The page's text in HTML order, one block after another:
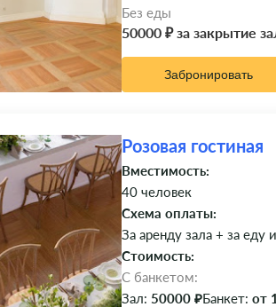
Без еды
50000 ₽ за закрытие
Забронировать
Розовая гостиная
Вместимость:
40 человек
Схема оплаты:
За аренду зала + за еду
Стоимость:
C банкетом:
Зал: 50000 ₽Банкет: от